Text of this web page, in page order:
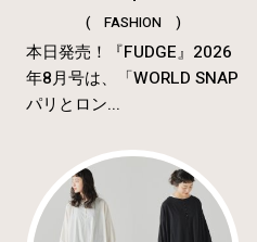
( FASHION )
本日発売！『FUDGE』2026
年8月号は、「WORLD SNAP
パリとロン...